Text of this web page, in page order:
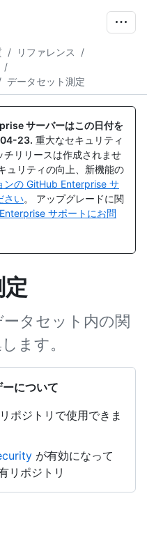
/ リファレンス
/
/
データセット測定
サーバーはこの日付を
23. 重大なセキュリティ
リリースは作成されませ
ュリティの向上、新機能の
ンの GitHub Enterprise サ
さい。 アップグレードに関
サポートにお問
タセット内の関
ます。
について
ポジトリで使用できま
が有効になって
リポジトリ